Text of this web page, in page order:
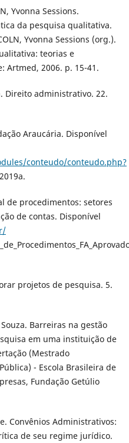
Yvonna Sessions.
da pesquisa qualitativa.
Yvonna Sessions (org.).
teorias e
Artmed, 2006. p. 15-41.
Direito administrativo. 22.
Araucária. Disponível
conteudo/conteudo.php?
de procedimentos: setores
de contas. Disponível
projetos de pesquisa. 5.
Barreiras na gestão
em uma instituição de
(Mestrado
- Escola Brasileira de
Fundação Getúlio
Convênios Administrativos:
de seu regime jurídico.